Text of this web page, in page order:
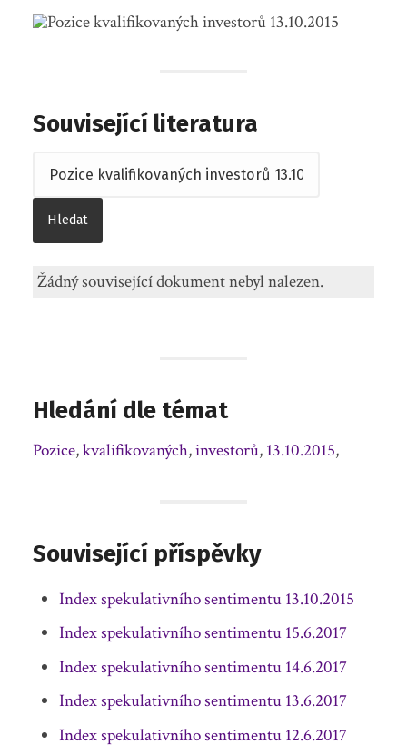
Související literatura
Žádný související dokument nebyl nalezen.
Hledání dle témat
Pozice,kvalifikovaných,investorů, 13.10.2015,
Související příspěvky
Index spekulativního sentimentu 13.10.2015
Index spekulativního sentimentu 15.6.2017
Index spekulativního sentimentu 14.6.2017
Index spekulativního sentimentu 13.6.2017
Index spekulativního sentimentu 12.6.2017